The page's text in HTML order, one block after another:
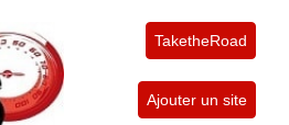
TaketheRoad
Ajouter un site